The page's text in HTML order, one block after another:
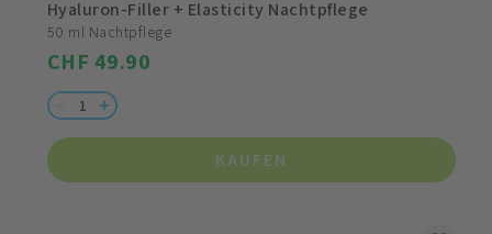
Hyaluron-Filler + Elasticity Nachtpflege
50 ml Nachtpflege
CHF 49.90
KAUFEN